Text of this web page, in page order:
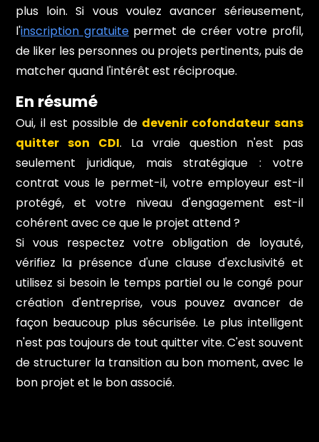
plus loin. Si vous voulez avancer sérieusement,
l'inscription gratuitepermet de créer votre profil,
de liker les personnes ou projets pertinents, puis de
matcher quand l'intérêt est réciproque.
En résumé
Oui, il est possible de devenir cofondateur sans
quitter son CDI. La vraie question n'est pas
seulement juridique, mais stratégique : votre
contrat vous le permet-il, votre employeur est-il
protégé, et votre niveau d'engagement est-il
cohérent avec ce que le projet attend ?
Si vous respectez votre obligation de loyauté,
vérifiez la présence d'une clause d'exclusivité et
utilisez si besoin le temps partiel ou le congé pour
création d'entreprise, vous pouvez avancer de
façon beaucoup plus sécurisée. Le plus intelligent
n'est pas toujours de tout quitter vite. C'est souvent
de structurer la transition au bon moment, avec le
bon projet et le bon associé.